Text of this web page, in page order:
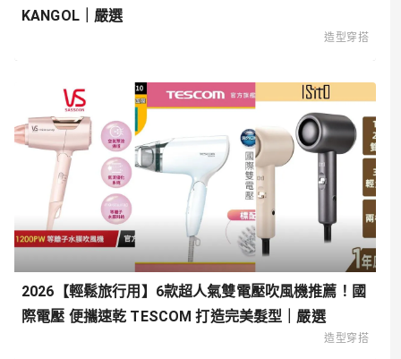
KANGOL｜嚴選
造型穿搭
2026【輕鬆旅行用】6款超人氣雙電壓吹風機推薦！國
際電壓 便攜速乾 TESCOM 打造完美髮型｜嚴選
造型穿搭